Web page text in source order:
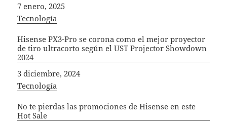
Fecha
7 enero, 2025
In relation to
Tecnología
Hisense PX3-Pro se corona como el mejor proyector
de tiro ultracorto según el UST Projector Showdown
2024
Fecha
3 diciembre, 2024
In relation to
Tecnología
No te pierdas las promociones de Hisense en este
Hot Sale